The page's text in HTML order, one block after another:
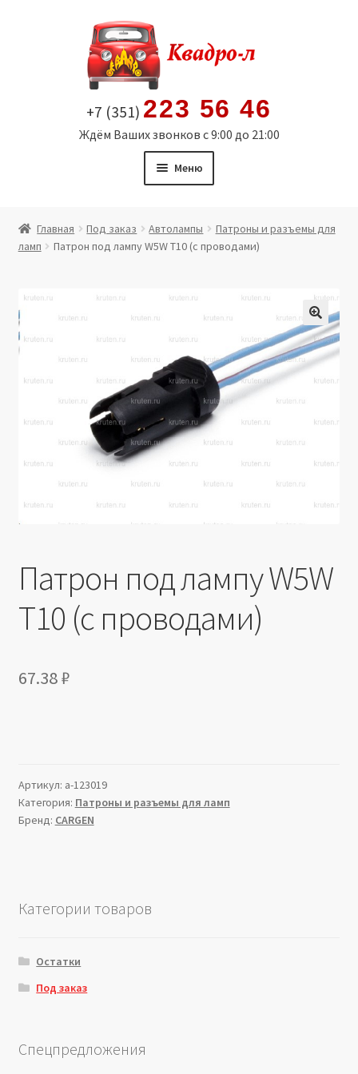
содержимому
+7 (351) 223 56 46
Ждём Ваших звонков с 9:00 до 21:00
Меню
Витрина
Мой аккаунт
Политика в отношении обработки персональных
данных
Производители
Юридические данные
Главная Под заказ Автолампы
Патроны и разъемы для
ламп
Патрон под лампу W5W Т10 (с проводами)
🔍
Патрон под лампу W5W
Т10 (с проводами)
67.38₽
Артикул: a-123019
Категория: Патроны и разъемы для ламп
Бренд: CARGEN
Категории товаров
Остатки
Под заказ
Спецпредложения